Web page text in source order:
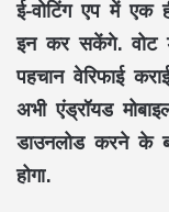
ई-वोटिंग एप में एक
इन कर सकेंगे. वोट
पहचान वेरिफाई
अभी एंड्रॉयड
डाउनलोड करने के
होगा.